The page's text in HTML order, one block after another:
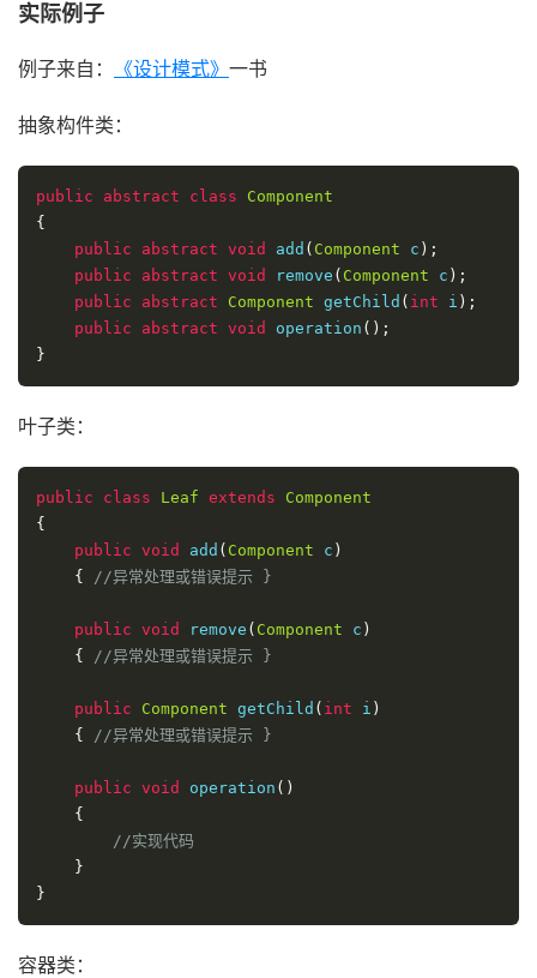
实际例子
例子来自： 《设计模式》 一书
抽象构件类：
public abstract class
Component
{
public
abstract void add ( Component c );
public
abstract void remove ( Component c );
public
abstract Component getChild ( int i );
public
abstract void operation ();
}
叶子类：
public class Leaf extends
Component
{
public void add ( Component c )
{
//异常处理或错误提示 }
public void remove ( Component c )
{
//异常处理或错误提示 }
public Component getChild ( int i )
{
//异常处理或错误提示 }
public void operation ()
{
//实现代码
}
}
容器类：